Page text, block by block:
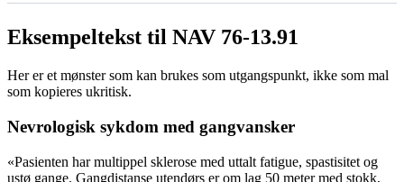
Eksempeltekst til NAV 76-13.91
Her er et mønster som kan brukes som utgangspunkt, ikke som mal
som kopieres ukritisk.
Nevrologisk sykdom med gangvansker
«Pasienten har multippel sklerose med uttalt fatigue, spastisitet og
ustø gange. Gangdistanse utendørs er om lag 50 meter med stokk,